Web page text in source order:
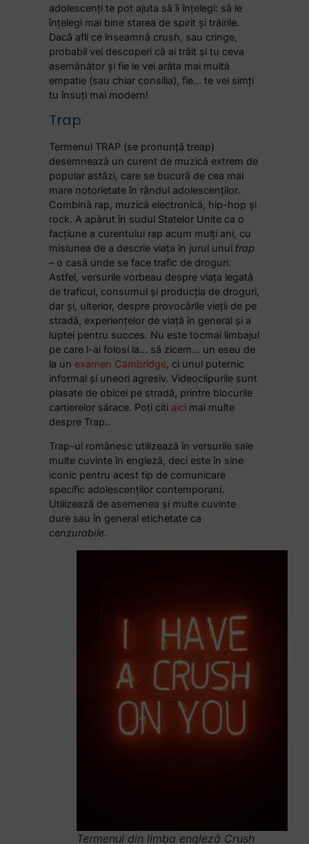
adolescenți te pot ajuta să îi înțelegi: să le
înțelegi mai bine starea de spirit și trăirile.
Dacă afli ce înseamnă crush, sau cringe,
probabil vei descoperi că ai trăit și tu ceva
asemănător și fie le vei arăta mai multă
empatie (sau chiar consilia), fie… te vei simți
tu însuți mai modern!
Trap
Termenul TRAP (se pronunță treap)
desemnează un curent de muzică extrem de
popular astăzi, care se bucură de cea mai
mare notorietate în rândul adolescenților.
Combină rap, muzică electronică, hip-hop și
rock. A apărut în sudul Statelor Unite ca o
facțiune a curentului rap acum mulți ani, cu
misiunea de a descrie viața în jurul unui trap
– o casă unde se face trafic de droguri.
Astfel, versurile vorbeau despre viața legată
de traficul, consumul și producția de droguri,
dar și, ulterior, despre provocările vieții de pe
stradă, experiențelor de viață în general și a
luptei pentru succes. Nu este tocmai limbajul
pe care l-ai folosi la… să zicem… un eseu de
la un examen Cambridge, ci unul puternic
informal și uneori agresiv. Videoclipurile sunt
plasate de obicei pe stradă, printre blocurile
cartierelor sărace. Poți citi aici mai multe
despre Trap..
Trap-ul românesc utilizează în versurile sale
multe cuvinte în engleză, deci este în sine
iconic pentru acest tip de comunicare
specific adolescenților contemporani.
Utilizează de asemenea și multe cuvinte
dure sau în general etichetate ca
cenzurabile.
Termenul din limba engleză Crush